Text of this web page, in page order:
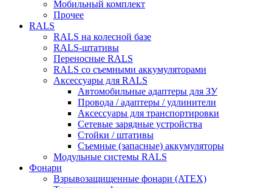
Мобильный комплект
Прочее
RALS
RALS на колесной базе
RALS-штативы
Переносные RALS
RALS со съемными аккумуляторами
Аксессуары для RALS
Автомобильные адаптеры для ЗУ
Провода / адаптеры / удлинители
Аксессуары для транспортировки
Сетевые зарядные устройства
Стойки / штативы
Съемные (запасные) аккумуляторы
Модульные системы RALS
Фонари
Взрывозащищенные фонари (ATEX)